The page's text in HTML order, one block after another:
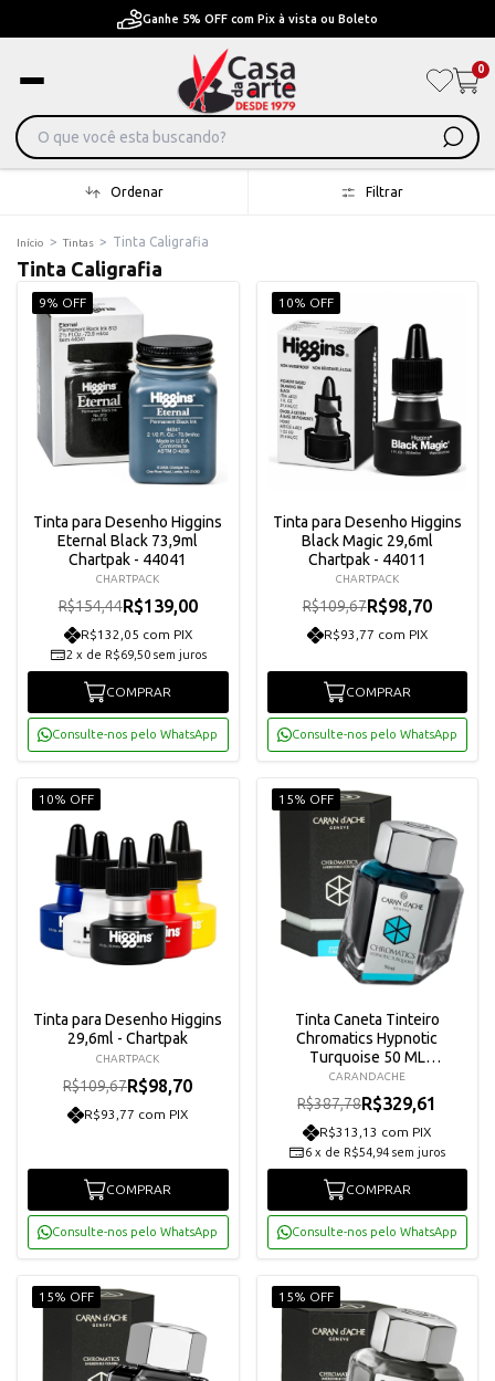
Pague em Até 6x sem juros ou ate 12x com juros
0
Ordenar Filtrar
Início > Tintas > Tinta Caligrafia
Tinta Caligrafia
9% OFF
Tinta para Desenho Higgins
Eternal Black 73,9ml
Chartpak - 44041
CHARTPACK
R$154,44R$139,00
R$132,05 com PIX
2 x de R$69,50 sem juros
COMPRAR
Consulte-nos pelo WhatsApp
10% OFF
Tinta para Desenho Higgins
Black Magic 29,6ml
Chartpak - 44011
CHARTPACK
R$109,67R$98,70
R$93,77 com PIX
COMPRAR
Consulte-nos pelo WhatsApp
10% OFF
Tinta para Desenho Higgins
29,6ml - Chartpak
CHARTPACK
R$109,67R$98,70
R$93,77 com PIX
COMPRAR
Consulte-nos pelo WhatsApp
15% OFF
Tinta Caneta Tinteiro
Chromatics Hypnotic
Turquoise 50 ML
Carandache 8011191
CARANDACHE
R$387,78R$329,61
R$313,13 com PIX
6 x de R$54,94 sem juros
COMPRAR
Consulte-nos pelo WhatsApp
15% OFF 15% OFF